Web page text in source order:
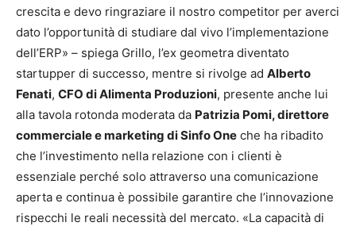
crescita e devo ringraziare il nostro competitor per averci
dato l’opportunità di studiare dal vivo l’implementazione
dell’ERP» – spiega Grillo, l’ex geometra diventato
startupper di successo, mentre si rivolge ad Alberto
Fenati, CFO di Alimenta Produzioni, presente anche lui
alla tavola rotonda moderata da Patrizia Pomi, direttore
commerciale e marketing di Sinfo One che ha ribadito
che l’investimento nella relazione con i clienti è
essenziale perché solo attraverso una comunicazione
aperta e continua è possibile garantire che l’innovazione
rispecchi le reali necessità del mercato. «La capacità di